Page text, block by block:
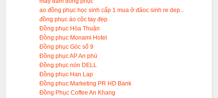
ao đồng phục học sinh cấp 1 mua ở đâoc sinh re dep...
đồng phục áo cộc tay đẹp
Đồng phục Hòa Thuận
Đồng phục Monami Hotel
Đồng phục Góc số 9
Đồng phục AP An phú
Đồng phục nón DELL
Đồng phục Han Lap
Đồng phuc Marketing PR HD Bank
Đồng Phục Coffee An Khang